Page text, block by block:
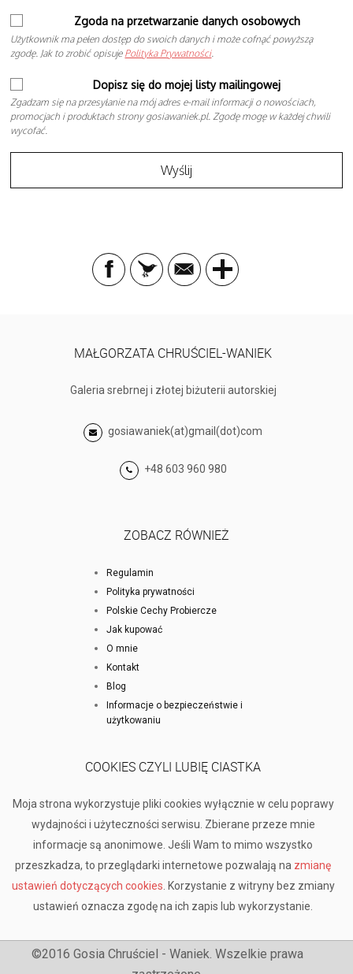
Zgoda na przetwarzanie danych osobowych
Użytkownik ma pełen dostęp do swoich danych i może cofnąć powyższą
zgodę. Jak to zrobić opisuje Polityka Prywatności.
Dopisz się do mojej listy mailingowej
Zgadzam się na przesyłanie na mój adres e-mail informacji o nowościach,
promocjach i produktach strony gosiawaniek.pl. Zgodę mogę w każdej chwili
wycofać.
MAŁGORZATA CHRUŚCIEL-WANIEK
Galeria srebrnej i złotej biżuterii autorskiej
gosiawaniek(at)gmail(dot)com
+48 603 960 980
ZOBACZ RÓWNIEŻ
Regulamin
Polityka prywatności
Polskie Cechy Probiercze
Jak kupować
O mnie
Kontakt
Blog
Informacje o bezpieczeństwie i
użytkowaniu
COOKIES CZYLI LUBIĘ CIASTKA
Moja strona wykorzystuje pliki cookies wyłącznie w celu poprawy
wydajności i użyteczności serwisu. Zbierane przeze mnie
informacje są anonimowe. Jeśli Wam to mimo wszystko
przeszkadza, to przeglądarki internetowe pozwalają na zmianę
ustawień dotyczących cookies . Korzystanie z witryny bez zmiany
ustawień oznacza zgodę na ich zapis lub wykorzystanie.
©2016 Gosia Chruściel - Waniek. Wszelkie prawa